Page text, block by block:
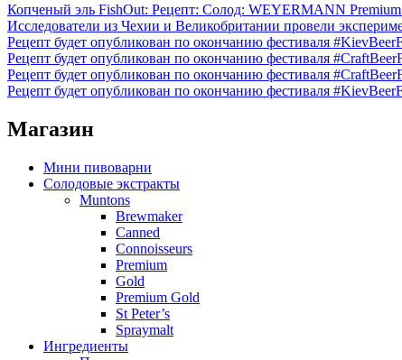
Копченый эль FishOut: Рецепт: Солод: WEYERMANN
Исследователи из Чехии и Великобритании провели
Рецепт будет опубликован по окончанию фестиваля
Рецепт будет опубликован по окончанию фестиваля
Рецепт будет опубликован по окончанию фестиваля
Рецепт будет опубликован по окончанию фестиваля
Магазин
Мини пивоварни
Солодовые экстракты
Muntons
Brewmaker
Canned
Connoisseurs
Premium
Gold
Premium Gold
St Peter’s
Spraymalt
Ингредиенты